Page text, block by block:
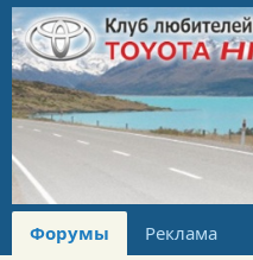
Форумы Реклама